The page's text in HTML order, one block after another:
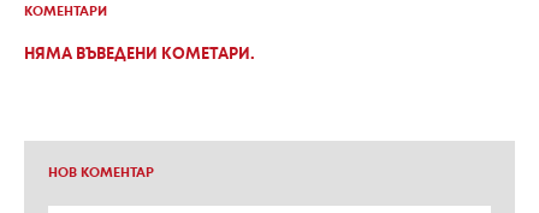
КОМЕНТАРИ
НЯМА ВЪВЕДЕНИ КОМЕТАРИ.
НОВ КОМЕНТАР